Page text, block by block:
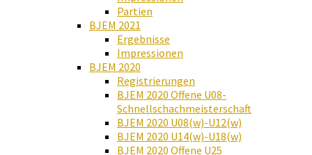
Partien
BJEM 2021
Ergebnisse
Impressionen
BJEM 2020
Registrierungen
BJEM 2020 Offene U08-
Schnellschachmeisterschaft
BJEM 2020 U08(w)-U12(w)
BJEM 2020 U14(w)-U18(w)
BJEM 2020 Offene U25